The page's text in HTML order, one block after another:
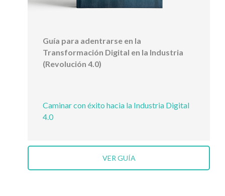
Guía para adentrarse en la
Transformación Digital en la Industria
(Revolución 4.0)
Caminar con éxito hacia la Industria Digital
4.0
VER GUÍA